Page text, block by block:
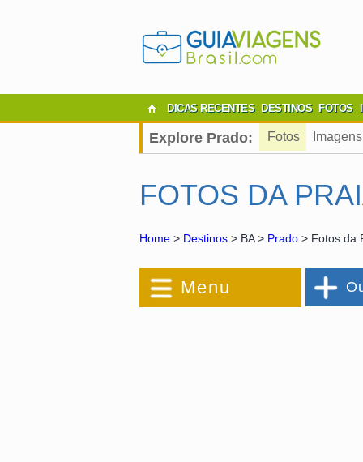
DICAS RECENTES DESTINOS FOTOS
Explore Prado: Fotos
FOTOS DA
Home > Destinos > BA > Prado > Fotos da
Menu